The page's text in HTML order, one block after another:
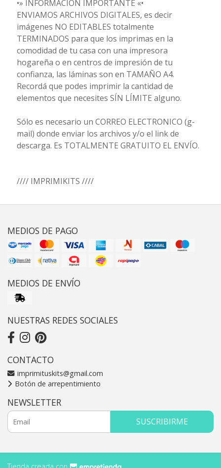
•» INFORMACIÓN IMPORTANTE «•
ENVIAMOS ARCHIVOS DIGITALES, es decir
imágenes NO EDITABLES totalmente
TERMINADOS para que los imprimas en la
comodidad de tu casa con una impresora
hogareña o en centros de impresión de tu
confianza, las láminas son en TAMAÑO A4.
Recordá que podes imprimir la cantidad de
elementos que necesites SÍN LÍMITE alguno.
Sólo es necesario un CORREO ELECTRONICO (g-
mail) donde enviar los archivos y/o el link de
descarga. Es TOTALMENTE GRATUITO EL ENVÍO.
//// IMPRIMIKITS ////
MEDIOS DE PAGO
MEDIOS DE ENVÍO
NUESTRAS REDES SOCIALES
CONTACTO
imprimituskits@gmail.com
Botón de arrepentimiento
NEWSLETTER
SUSCRIBIRME